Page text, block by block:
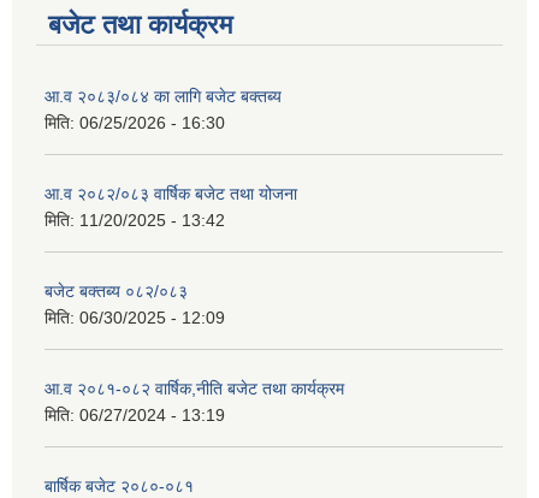
बजेट तथा कार्यक्रम
आ.व २०८३/०८४ का लागि बजेट बक्तब्य
मिति: 06/25/2026 - 16:30
आ.व २०८२/०८३ वार्षिक बजेट तथा योजना
मिति: 11/20/2025 - 13:42
बजेट बक्तब्य ०८२/०८३
मिति: 06/30/2025 - 12:09
आ.व २०८१-०८२ वार्षिक,नीति बजेट तथा कार्यक्रम
मिति: 06/27/2024 - 13:19
बार्षिक बजेट २०८०-०८१